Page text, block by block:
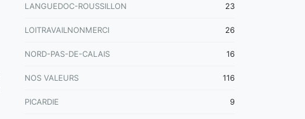
LANGUEDOC-ROUSSILLON 23
LOITRAVAILNONMERCI 26
NORD-PAS-DE-CALAIS 16
NOS VALEURS 116
PICARDIE 9